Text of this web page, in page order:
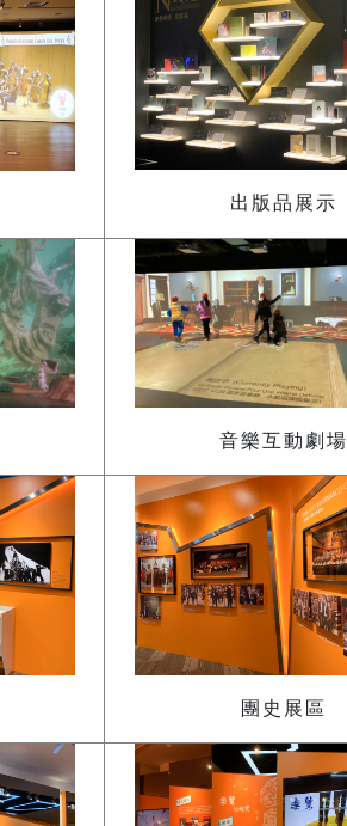
出版品展示
音樂互動劇場
團史展區